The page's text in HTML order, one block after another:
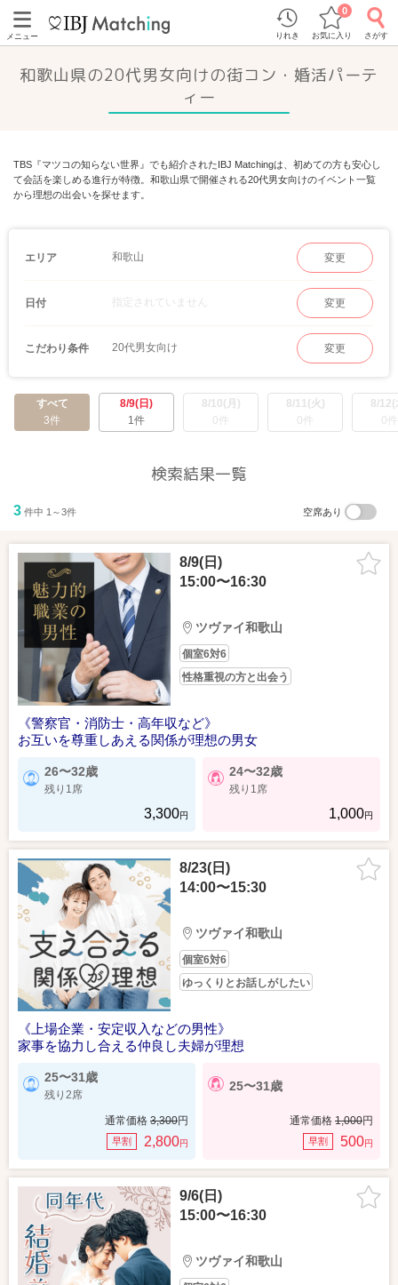
メニュー りれき お気に入り
0
さがす
和歌山県の20代男女向けの街コン・婚活パーテ
ィー
TBS『マツコの知らない世界』でも紹介されたIBJ Matchingは、初めての方も安心し
て会話を楽しめる進行が特徴。和歌山県で開催される20代男女向けのイベント一覧
から理想の出会いを探せます。
エリア 和歌山 変更
日付 指定されていません 変更
こだわり条件 20代男女向け 変更
すべて
3件
8/9(日)
1件
8/10(月)
0件
8/11(火)
0件
8/12(
0件
検索結果一覧
3 件中 1～3件 空席あり
8/9(日)
15:00〜16:30
ツヴァイ和歌山
個室6対6
性格重視の方と出会う
《警察官・消防士・高年収など》
お互いを尊重しあえる関係が理想の男女
26〜32歳
残り1席
3,300円
24〜32歳
残り1席
1,000円
8/23(日)
14:00〜15:30
ツヴァイ和歌山
個室6対6
ゆっくりとお話しがしたい
《上場企業・安定収入などの男性》
家事を協力し合える仲良し夫婦が理想
25〜31歳
残り2席
通常価格 3,300円
早割 2,800円
25〜31歳
通常価格 1,000円
早割 500円
9/6(日)
15:00〜16:30
ツヴァイ和歌山